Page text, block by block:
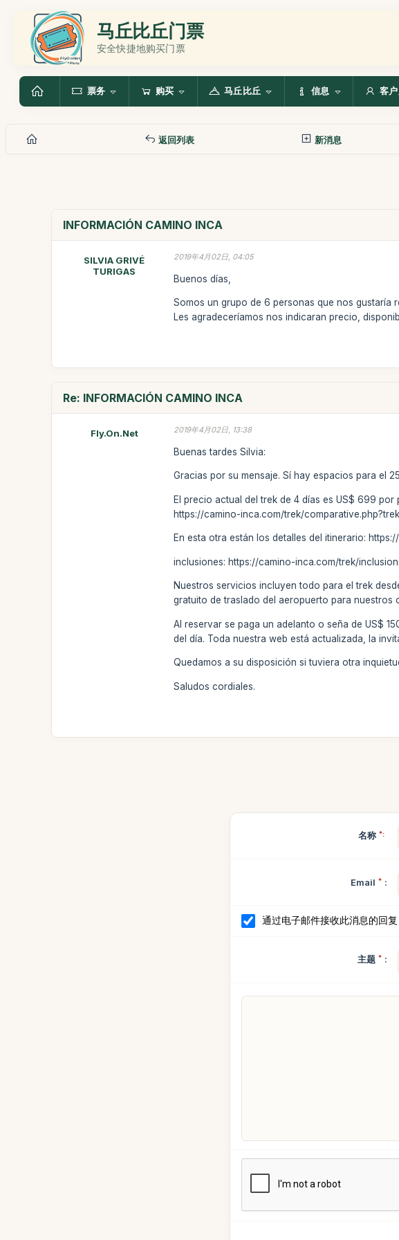
马丘比丘门票
安全快捷地购买门票
票务 购买 马丘比丘 信息 客
返回列表 新消息
INFORMACIÓN CAMINO INCA
SILVIA GRIVÉ
TURIGAS
2019年4月02日, 04:05
Buenos días,
Somos un grupo de 6 personas que nos gustaría
Les agradeceríamos nos indicaran precio,
Re: INFORMACIÓN CAMINO INCA
Fly.On.Net 2019年4月02日, 13:38
Buenas tardes Silvia:
Gracias por su mensaje. Sí hay espacios para el
El precio actual del trek de 4 días es US$ 699
https://camino-inca.com/trek/
En esta otra están los detalles del itinerario:
inclusiones: https://camino-inca.com/trek/
Nuestros servicios incluyen todo para el trek
gratuito de traslado del aeropuerto para nuestros
Al reservar se paga un adelanto o seña de US$
del día. Toda nuestra web está actualizada, la
Quedamos a su disposición si tuviera otra
Saludos cordiales.
名称 *:
Email * :
通过电子邮件接收此消息的回复
主题 * :